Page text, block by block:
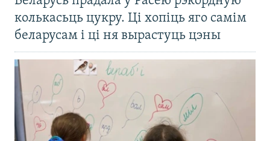
колькасьць цукру. Ці хопіць яго самім
беларусам і ці ня вырастуць цэны